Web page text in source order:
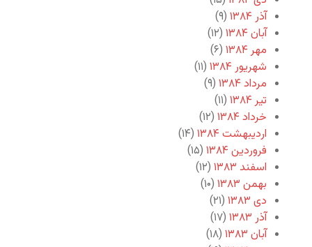
آذر ۱۳۸۴
(۹)
آبان ۱۳۸۴
(۱۲)
مهر ۱۳۸۴
(۶)
شهریور ۱۳۸۴
(۱۱)
مرداد ۱۳۸۴
(۹)
تیر ۱۳۸۴
(۱۱)
خرداد ۱۳۸۴
(۱۲)
اردیبهشت ۱۳۸۴
(۱۴)
فروردین ۱۳۸۴
(۱۵)
اسفند ۱۳۸۳
(۱۲)
بهمن ۱۳۸۳
(۱۰)
دی ۱۳۸۳
(۲۱)
آذر ۱۳۸۳
(۱۷)
آبان ۱۳۸۳
(۱۸)